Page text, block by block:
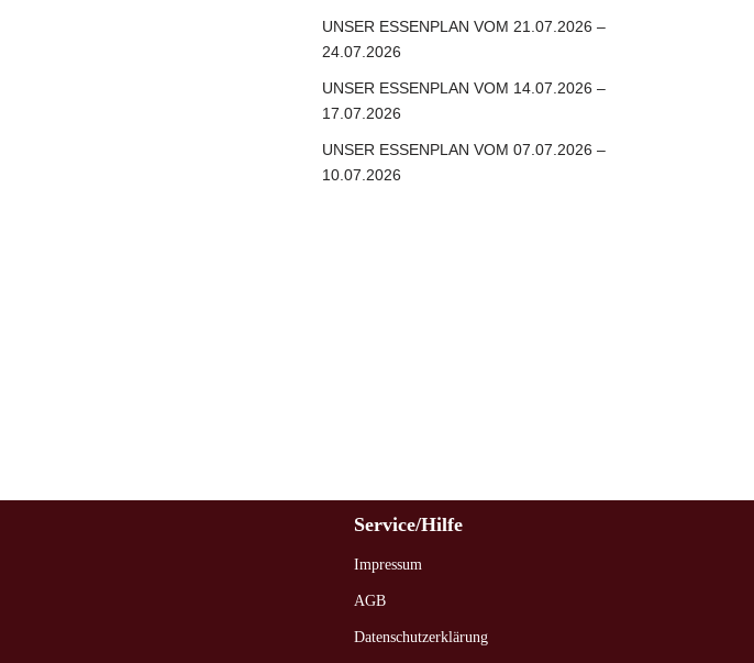
UNSER ESSENPLAN VOM 21.07.2026 –
24.07.2026
UNSER ESSENPLAN VOM 14.07.2026 –
17.07.2026
UNSER ESSENPLAN VOM 07.07.2026 –
10.07.2026
Service/Hilfe
Impressum
AGB
Datenschutzerklärung